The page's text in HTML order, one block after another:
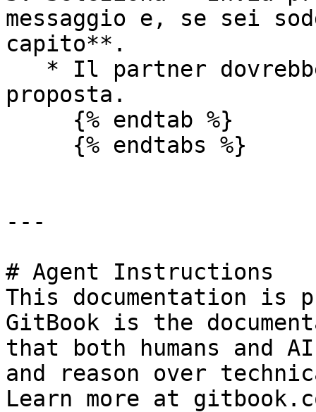
messaggio e, se sei
capito**.
proposta.
---
# Agent Instructions
This documentation is
GitBook is the
that both humans and
and reason over
Learn more at